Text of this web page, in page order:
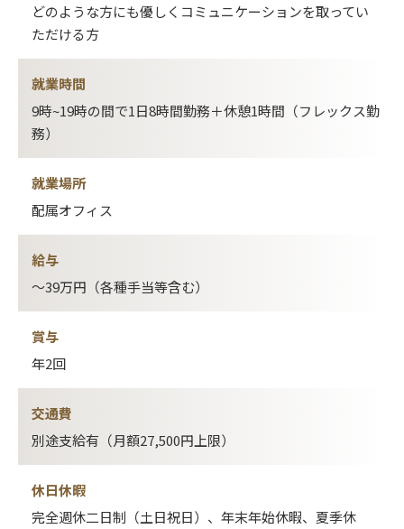
どのような方にも優しくコミュニケーションを取ってい
ただける方
就業時間
9時~19時の間で1日8時間勤務＋休憩1時間（フレックス勤
務）
就業場所
配属オフィス
給与
～39万円（各種手当等含む）
賞与
年2回
交通費
別途支給有（月額27,500円上限）
休日休暇
完全週休二日制（土日祝日）、年末年始休暇、夏季休